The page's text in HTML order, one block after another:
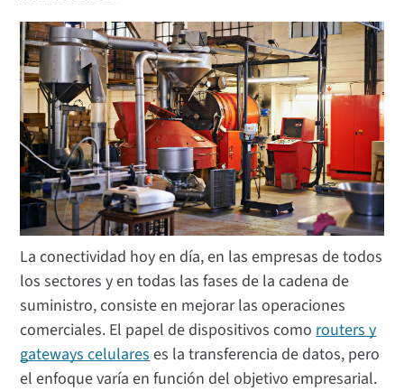
La conectividad hoy en día, en las empresas de todos
los sectores y en todas las fases de la cadena de
suministro, consiste en mejorar las operaciones
comerciales. El papel de dispositivos como routers y
gateways celulares es la transferencia de datos, pero
el enfoque varía en función del objetivo empresarial.